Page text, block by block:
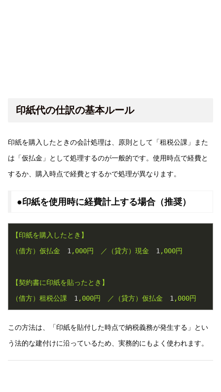
印紙代の仕訳の基本ルール
印紙を購入したときの会計処理は、原則として「租税公課」また
は「仮払金」として処理するのが一般的です。使用時点で経費と
するか、購入時点で経費とするかで処理が異なります。
●印紙を使用時に経費計上する場合（推奨）
【印紙を購入したとき】
（借方）仮払金
1,000円 ／（貸方）現金 1,000円
【契約書に印紙を貼ったとき】
（借方）租税公課
1,000円 ／（貸方）仮払金 1,000円
この方法は、「印紙を貼付した時点で納税義務が発生する」とい
う法的な建付けに沿っているため、実務的にもよく使われます。